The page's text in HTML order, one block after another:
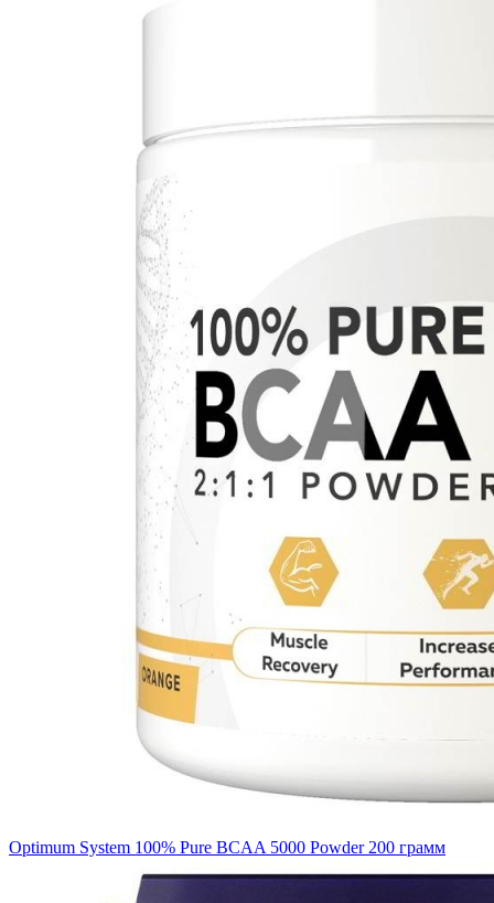
Optimum System 100% Pure BCAA 5000 Powder 200 грамм